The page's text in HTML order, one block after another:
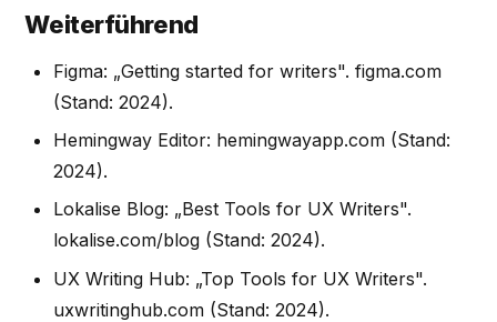
Weiterführend
Figma: „Getting started for writers". figma.com
(Stand: 2024).
Hemingway Editor: hemingwayapp.com (Stand:
2024).
Lokalise Blog: „Best Tools for UX Writers".
lokalise.com/blog (Stand: 2024).
UX Writing Hub: „Top Tools for UX Writers".
uxwritinghub.com (Stand: 2024).